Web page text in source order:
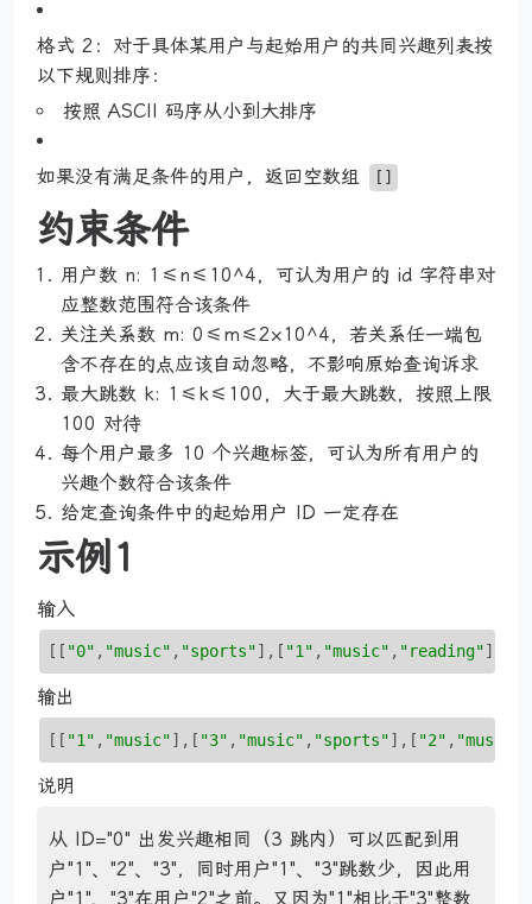
格式 2：对于具体某用户与起始用户的共同兴趣列表按
以下规则排序：
按照 ASCII 码序从小到大排序
如果没有满足条件的用户，返回空数组 []
约束条件
用户数 n: 1≤n≤10^4，可认为用户的 id 字符串对
应整数范围符合该条件
关注关系数 m: 0≤m≤2×10^4，若关系任一端包
含不存在的点应该自动忽略，不影响原始查询诉求
最大跳数 k: 1≤k≤100，大于最大跳数，按照上限
100 对待
每个用户最多 10 个兴趣标签，可认为所有用户的
兴趣个数符合该条件
给定查询条件中的起始用户 ID 一定存在
示例1
输入
[[ "0" , "music" , "sports"] , [ "1" , "music" , "reading"]
输出
[[ "1" , "music"],[ "3" , "music" , "sports"],[ "2" , "music"
说明
从 ID="0" 出发兴趣相同（3 跳内）可以匹配到用
户"1"、"2"、"3"，同时用户"1"、"3"跳数少，因此用
户"1"、"3"在用户"2"之前。又因为"1"相比于"3"整数